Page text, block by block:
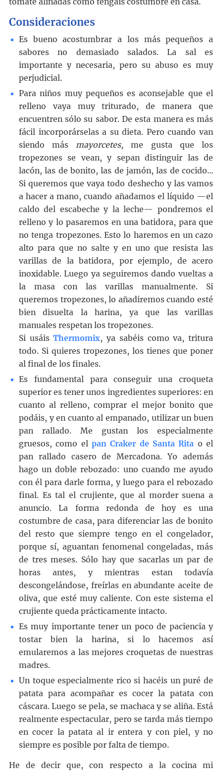
Consideraciones
Es bueno acostumbrar a los más pequeños a
sabores no demasiado salados. La sal es
importante y necesaria, pero su abuso es muy
perjudicial.
Para niños muy pequeños es aconsejable que el
relleno vaya muy triturado, de manera que
encuentren sólo su sabor. De esta manera es más
fácil incorporárselas a su dieta. Pero cuando van
siendo másmayorcetes, me gusta que los
tropezones se vean, y sepan distinguir las de
lacón, las de bonito, las de jamón, las de cocido…
Si queremos que vaya todo deshecho y las vamos
a hacer a mano, cuando añadamos el líquido —el
caldo del escabeche y la leche— pondremos el
relleno y lo pasaremos en una batidora, para que
no tenga tropezones. Esto lo haremos en un cazo
alto para que no salte y en uno que resista las
varillas de la batidora, por ejemplo, de acero
inoxidable. Luego ya seguiremos dando vueltas a
la masa con las varillas manualmente. Si
queremos tropezones, lo añadiremos cuando esté
bien disuelta la harina, ya que las varillas
manuales respetan los tropezones.
Si usáisThermomix, ya sabéis como va, tritura
todo. Si quieres tropezones, los tienes que poner
al final de los finales.
Es fundamental para conseguir una croqueta
superior es tener unos ingredientes superiores: en
cuanto al relleno, comprar el mejor bonito que
podáis, y en cuanto al empanado, utilizar un buen
pan rallado. Me gustan los especialmente
gruesos, como el pan Craker de Santa Rita o el
pan rallado casero de Mercadona. Yo además
hago un doble rebozado: uno cuando me ayudo
con él para darle forma, y luego para el rebozado
final. Es tal el crujiente, que al morder suena a
anuncio. La forma redonda de hoy es una
costumbre de casa, para diferenciar las de bonito
del resto que siempre tengo en el congelador,
porque sí, aguantan fenomenal congeladas, más
de tres meses. Sólo hay que sacarlas un par de
horas antes, y mientras estan todavía
descongelándose, freírlas en abundante aceite de
oliva, que esté muy caliente. Con este sistema el
crujiente queda prácticamente intacto.
Es muy importante tener un poco de paciencia y
tostar bien la harina, si lo hacemos así
emularemos a las mejores croquetas de nuestras
madres.
Un toque especialmente rico si hacéis un puré de
patata para acompañar es cocer la patata con
cáscara. Luego se pela, se machaca y se aliña. Está
realmente espectacular, pero se tarda más tiempo
en cocer la patata al ir entera y con piel, y no
siempre es posible por falta de tiempo.
He de decir que, con respecto a la cocina mi